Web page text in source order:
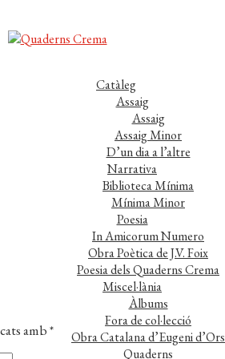
Catàleg
Assaig
Assaig
Assaig Minor
D’un dia a l’altre
Narrativa
Biblioteca Mínima
Mínima Minor
Poesia
In Amicorum Numero
Obra Poètica de J.V. Foix
Poesia dels Quaderns Crema
Miscel·lània
Àlbums
Fora de col·lecció
Obra Catalana d’Eugeni d’Ors
Quaderns
amb*